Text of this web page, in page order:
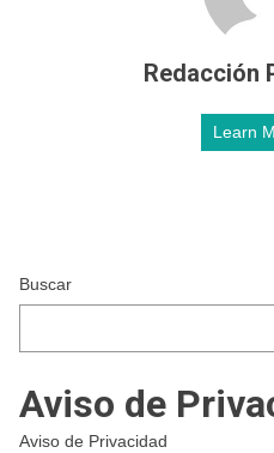
Redacción
Learn
Buscar
Aviso de
Aviso de Privacidad